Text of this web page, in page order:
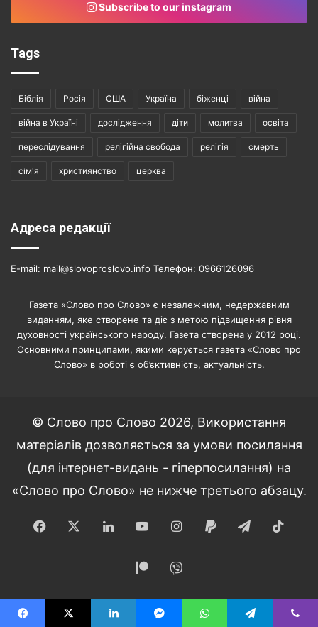
Subscribe to our instagram
Tags
Біблія Росія США Україна біженці війна
війна в Україні дослідження діти молитва освіта
переслідування релігійна свобода релігія смерть
сім'я християнство церква
Адреса редакції
E-mail: mail@slovoproslovo.info Телефон: 0966126096
Газета «Слово про Слово» є незалежним, недержавним
виданням, яке створене та діє з метою підвищення рівня
духовності українського народу. Газета створена у 2012 році.
Основними принципами, якими керується газета «Слово про
Слово» в роботі є об’єктивність, актуальність.
© Слово про Слово 2026, Використання
матеріалів дозволяється за умови посилання
(для інтернет-видань - гіперпосилання) на
«Слово про Слово» не нижче третього абзацу.
Facebook LinkedInYouTubeInstagram
Paypal Telegram
Patreon